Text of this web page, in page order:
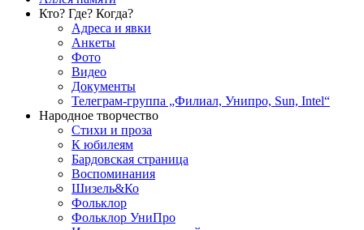
Кто? Где? Когда?
Адреса и явки
Анкеты
Фото
Видео
Документы
Телеграм-группа „Филиал, Унипро, Sun, Intel“
Народное творчество
Стихи и проза
К юбилеям
Бардовская страница
Воспоминания
Шизель&Ко
Фольклор
Фольклор УниПро